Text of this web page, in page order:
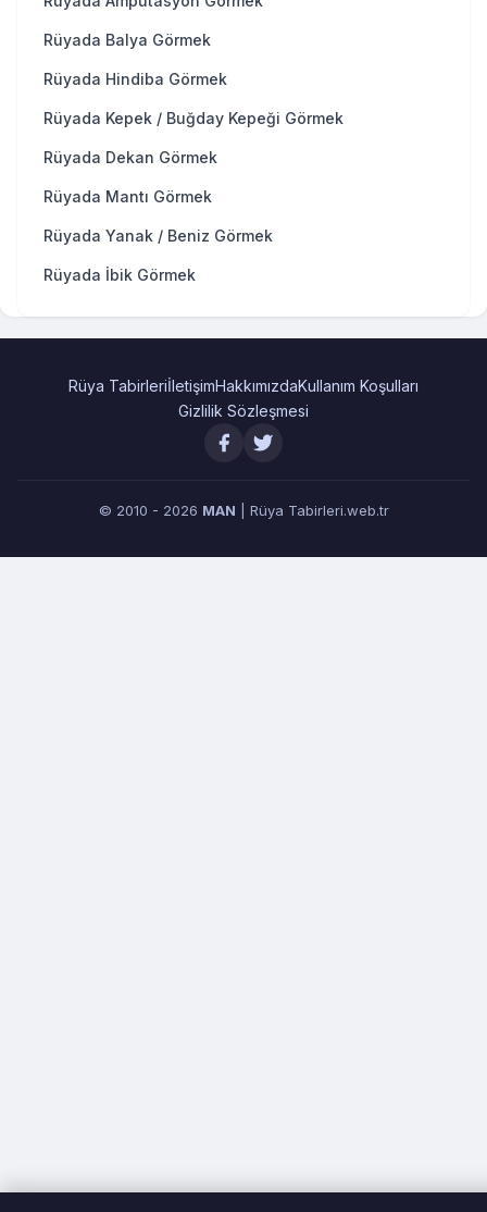
Rüyada Balya Görmek
Rüyada Hindiba Görmek
Rüyada Kepek / Buğday Kepeği Görmek
Rüyada Dekan Görmek
Rüyada Mantı Görmek
Rüyada Yanak / Beniz Görmek
Rüyada İbik Görmek
Rüya TabirleriİletişimHakkımızdaKullanım Koşulları
Gizlilik Sözleşmesi
© 2010 - 2026 MAN | Rüya Tabirleri.web.tr